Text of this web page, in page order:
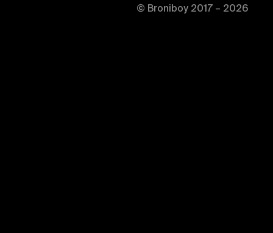
© Broniboy 2017 – 2026